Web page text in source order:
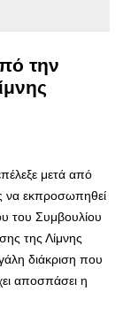
την
μετά από
να εκπροσωπηθεί
του Συμβουλίου
της Λίμνης
διάκριση που
αποσπάσει η